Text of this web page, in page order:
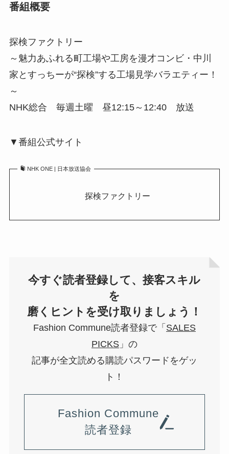
番組概要
探検ファクトリー
～魅力あふれる町工場や工房を漫才コンビ・中川
家とすっちーが“探検”する工場見学バラエティー！
～
NHK総合 毎週土曜 昼12:15～12:40 放送
▼番組公式サイト
NHK ONE | 日本放送協会
探検ファクトリー
今すぐ読者登録して、接客スキル
を
磨くヒントを受け取りましょう！
Fashion Commune読者登録で「 SALES
PICKS」の
記事が全文読める購読パスワードをゲッ
ト！
Fashion Commune
読者登録